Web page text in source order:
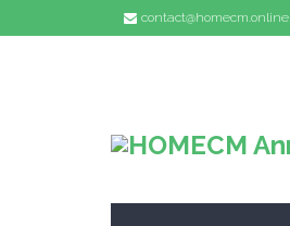
contact@homecm.online